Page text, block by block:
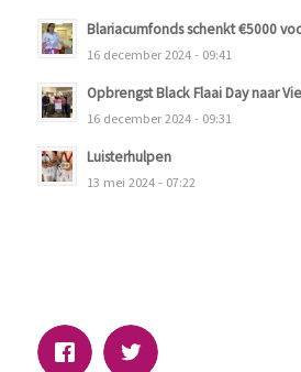
Blariacumfonds schenkt €5000
16 december 2024 - 09:41
Opbrengst Black Flaai Day naar
16 december 2024 - 09:31
Luisterhulpen
13 mei 2024 - 07:22